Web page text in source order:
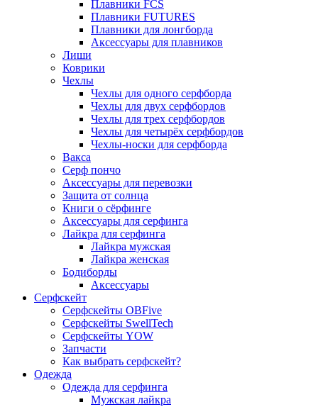
Плавники FCS
Плавники FUTURES
Плавники для лонгборда
Аксессуары для плавников
Лиши
Коврики
Чехлы
Чехлы для одного серфборда
Чехлы для двух серфбордов
Чехлы для трех серфбордов
Чехлы для четырёх серфбордов
Чехлы-носки для серфборда
Вакса
Серф пончо
Аксессуары для перевозки
Защита от солнца
Книги о сёрфинге
Аксессуары для серфинга
Лайкра для серфинга
Лайкра мужская
Лайкра женская
Бодиборды
Аксессуары
Серфскейт
Серфскейты OBFive
Серфскейты SwellTech
Серфскейты YOW
Запчасти
Как выбрать серфскейт?
Одежда
Одежда для серфинга
Мужская лайкра